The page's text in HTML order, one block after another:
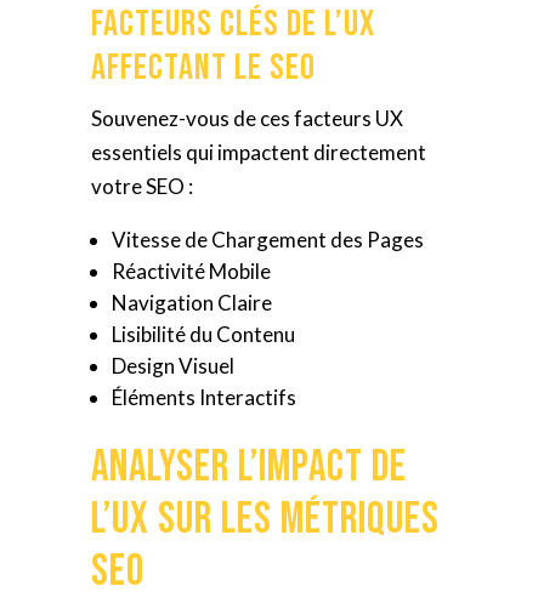
Facteurs Clés de l’UX
Affectant le SEO
Souvenez-vous de ces facteurs UX
essentiels qui impactent directement
votre SEO :
Vitesse de Chargement des Pages
Réactivité Mobile
Navigation Claire
Lisibilité du Contenu
Design Visuel
Éléments Interactifs
Analyser l’Impact de
l’UX sur les Métriques
SEO